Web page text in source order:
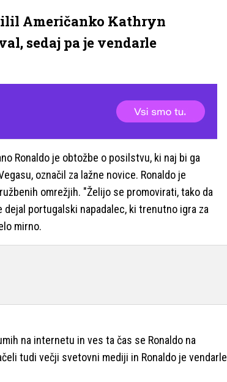
Američanko Kathryn
sedaj pa je vendarle
Ronaldo je obtožbe o posilstvu, ki naj bi ga
označil za lažne novice. Ronaldo je
omrežjih. "Želijo se promovirati, tako da
dejal portugalski napadalec, ki trenutno igra za
mirno.
na internetu in ves ta čas se Ronaldo na
tudi večji svetovni mediji in Ronaldo je vendarle